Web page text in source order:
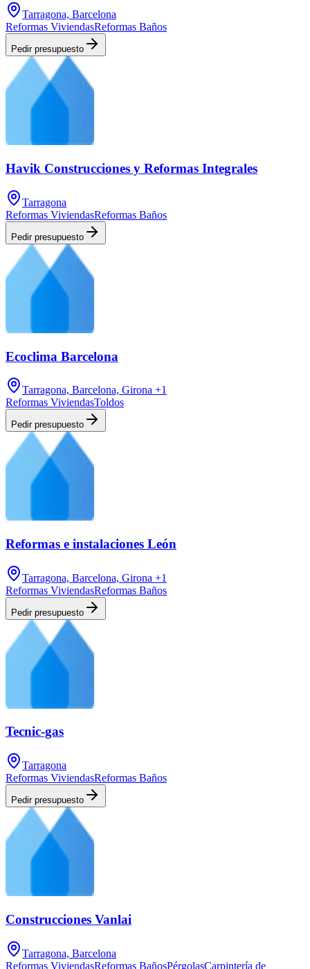
Tarragona, Barcelona
Reformas ViviendasReformas Baños
Pedir presupuesto
Havik Construcciones y Reformas Integrales
Tarragona
Reformas ViviendasReformas Baños
Pedir presupuesto
Ecoclima Barcelona
Tarragona, Barcelona, Girona +1
Reformas ViviendasToldos
Pedir presupuesto
Reformas e instalaciones León
Tarragona, Barcelona, Girona +1
Reformas ViviendasReformas Baños
Pedir presupuesto
Tecnic-gas
Tarragona
Reformas ViviendasReformas Baños
Pedir presupuesto
Construcciones Vanlai
Tarragona, Barcelona
Reformas ViviendasReformas BañosPérgolasCarpintería de